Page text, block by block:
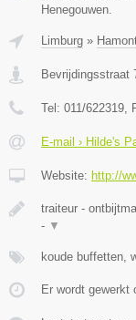
Henegouwen.
Limburg »
Bevrijdingsstraat
Tel: 011/622319 ,
E-mail › Hilde's
Website: http://
traiteur -
- ▼
koude buffetten,
Er wordt gewerkt